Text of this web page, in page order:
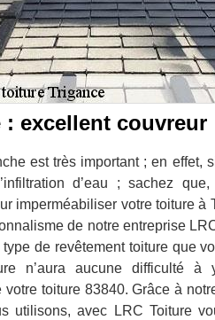
: excellent couvreur
est très important ; en effet,
d’eau ; sachez
imperméabiliser votre toiture à
de notre entreprise
de revêtement toiture que
n’aura aucune difficulté à
toiture 83840. Grâce à
utilisons, avec LRC Toiture